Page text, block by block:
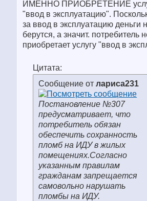
ИМЕННО ПРИОБРЕТЕНИЕ
"ввод в эксплуатацию".
за ввод в эксплуатацию деньги
берутся, а значит. потребитель
приобретает услугу "ввод в
Цитата:
Сообщение от лариса231
Постановление №307
предусматривает, что
потребитель обязан
обеспечить сохранность
пломб на ИДУ в жилых
помещениях.Согласно
указанным правилам
гражданам запрещается
самовольно нарушать
пломбы на ИДУ.